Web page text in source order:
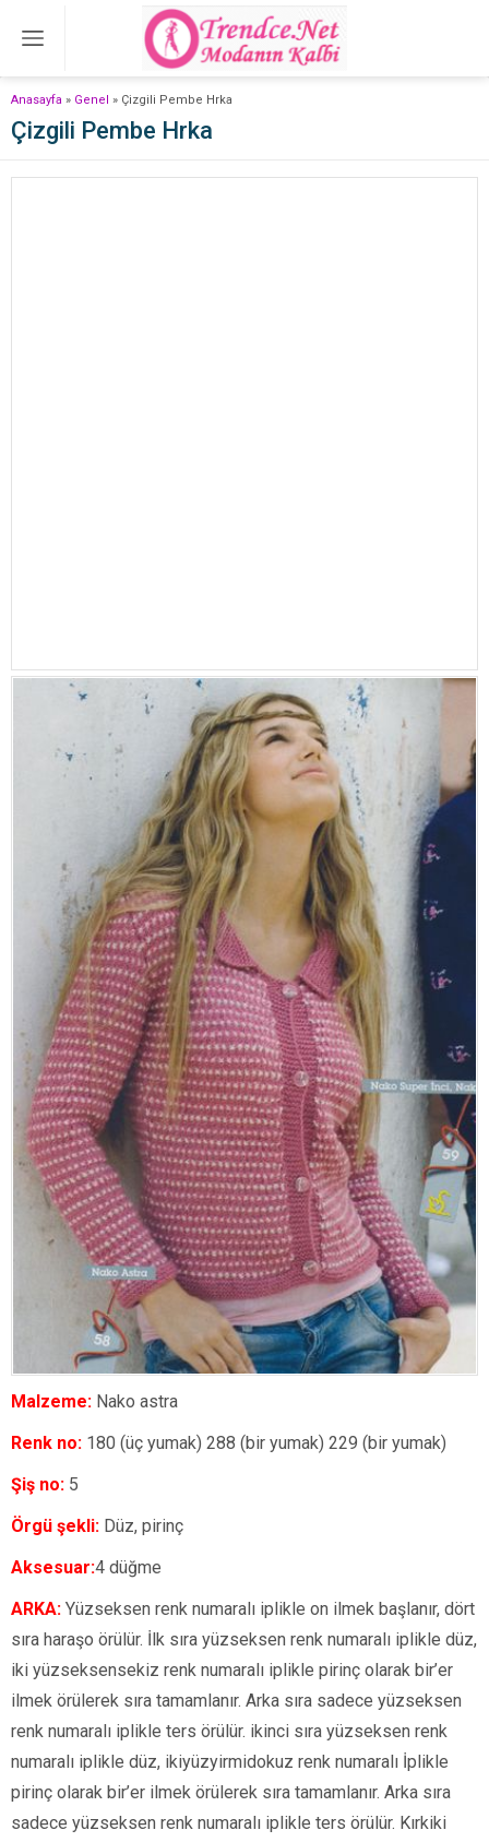
Anasayfa » Genel » Çizgili Pembe Hrka
Çizgili Pembe Hrka
Malzeme: Nako astra
Renk no: 180 (üç yumak) 288 (bir yumak) 229 (bir yumak)
Şiş no: 5
Örgü şekli: Düz, pirinç
Aksesuar:4 düğme
ARKA: Yüzseksen renk numaralı iplikle on ilmek başlanır, dört
sıra haraşo örülür. İlk sıra yüzseksen renk numaralı iplikle düz,
iki yüzseksensekiz renk numaralı iplikle pirinç olarak bir’er
ilmek örülerek sıra tamamlanır. Arka sıra sadece yüzseksen
renk numaralı iplikle ters örülür. ikinci sıra yüzseksen renk
numaralı iplikle düz, ikiyüzyirmidokuz renk numaralı İplikle
pirinç olarak bir’er ilmek örülerek sıra tamamlanır. Arka sıra
sadece yüzseksen renk numaralı iplikle ters örülür. Kırkiki